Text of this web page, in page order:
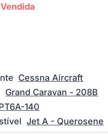
Vendida
Cessna Aircraft
Grand Caravan - 208B
140
Jet A - Querosene